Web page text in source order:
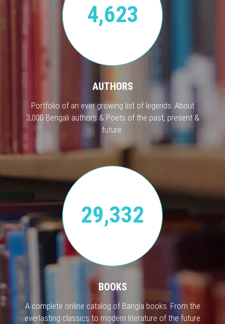
4,623
AUTHORS
Portfolio of an ever growing list of legends. About
3,000 Bengali authors & Poets of the past, present &
future.
29,332
BOOKS
A complete online catalog of Bangla books. From the
everlasting classics to modern literature of the future